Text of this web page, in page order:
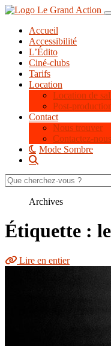
Aller
contenu
principal
Accueil
Accessibilité
L’Édito
Ciné-clubs
Tarifs
Location
Location de
Post-
Contact
Nous trouver
Contactez-
Mode Sombre
Rechercher
sur
Archives
Étiquette :
Lire en entier